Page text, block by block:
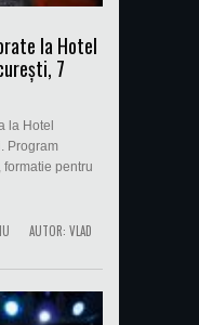
la Hotel
7
la Hotel
Program
formatie pentru
AUTOR: VLAD